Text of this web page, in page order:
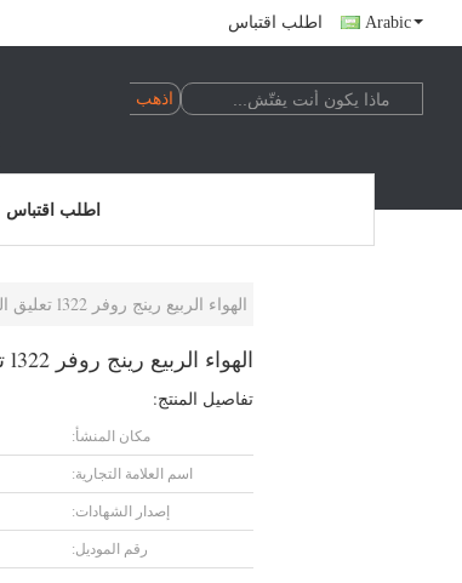
اطلب اقتباس Arabic
اطلب اقتباس
الهواء الربيع رينج روفر l322 تعليق الجبهة اليسرى كاملة الهواء تبختر OEM RNB000750
الهواء الربيع رينج روفر l322 تعليق الجبهة اليسرى كاملة الهواء تبختر OEM RNB000750
تفاصيل المنتج:
مكان المنشأ:
اسم العلامة التجارية:
إصدار الشهادات:
رقم الموديل: